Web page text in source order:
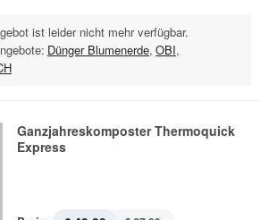
ist leider nicht mehr verfügbar.
Dünger Blumenerde, OBI,
Ganzjahreskomposter Thermoquick
Express